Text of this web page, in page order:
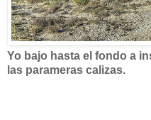
Yo bajo hasta el fondo a
las parameras calizas.